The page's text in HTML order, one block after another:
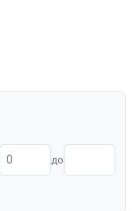
до